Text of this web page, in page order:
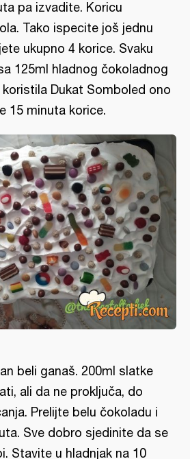
pa izvadite. Koricu
Tako ispecite još jednu
ukupno 4 korice. Svaku
125ml hladnog čokoladnog
koristila Dukat Somboled ono
15 minuta korice.
beli ganaš. 200ml slatke
ali da ne proključa, do
Prelijte belu čokoladu i
Sve dobro sjedinite da se
Stavite u hladnjak na 10